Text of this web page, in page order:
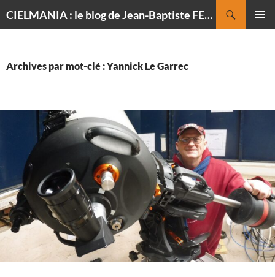
CIELMANIA : le blog de Jean-Baptiste FELDMANN, photographe du ciel
Archives par mot-clé : Yannick Le Garrec